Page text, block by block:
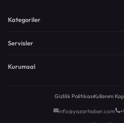
Kategoriler
Servisler
Kurumsal
Gizlilik PolitikasıKullanım
info@yazarhaber.com